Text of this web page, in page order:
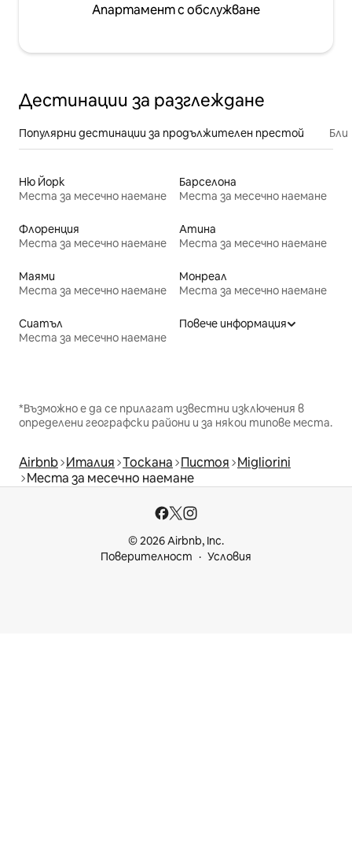
Апартамент с обслужване
Дестинации за разглеждане
Популярни дестинации за продължителен престой
Ню Йорк
Места за месечно наемане
Барселона
Места за месечно наемане
Флоренция
Места за месечно наемане
Атина
Места за месечно наемане
Маями
Места за месечно наемане
Монреал
Места за месечно наемане
Сиатъл
Места за месечно наемане
Повече информация
*Възможно е да се прилагат известни изключения в
определени географски райони и за някои типове места.
Airbnb Италия Тоскана Пистоя Migliorini
Места за месечно наемане
© 2026 Airbnb, Inc.
Поверителност
Условия